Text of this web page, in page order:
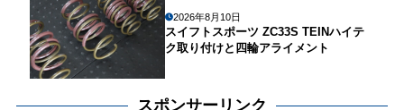
2026年8月10日
スイフトスポーツ ZC33S TEINハイテ
ク取り付けと四輪アライメント
スポンサーリンク